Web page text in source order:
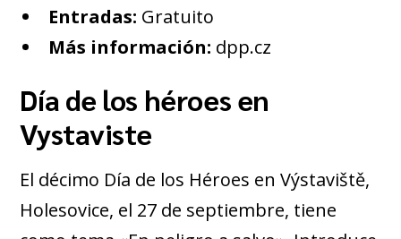
Entradas: Gratuito
Más información: dpp.cz
Día de los héroes en
Vystaviste
El décimo Día de los Héroes en Výstaviště,
Holesovice, el 27 de septiembre, tiene